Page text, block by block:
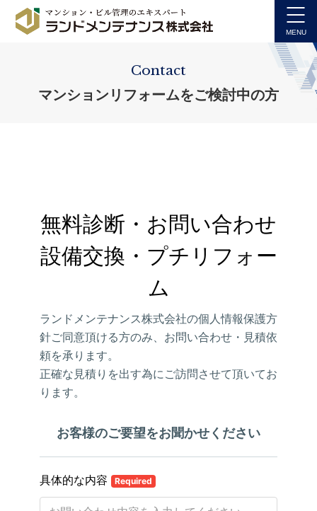
Contact
マンションリフォームをご検討中の方